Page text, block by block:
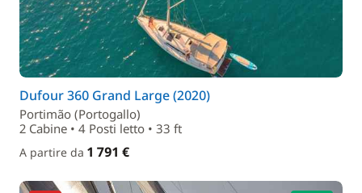
Dufour 360 Grand Large (2020)
Portimão (Portogallo)
2 Cabine • 4 Posti letto • 33 ft
A partire da 1 791 €